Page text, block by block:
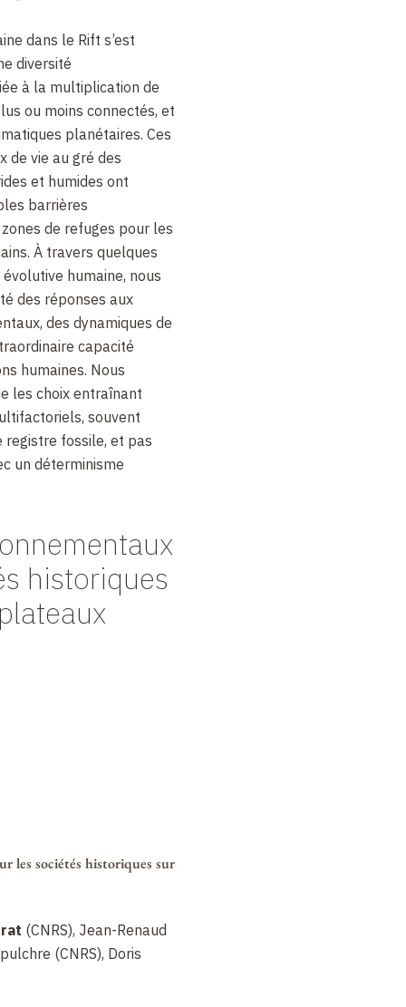
dans le Rift s’est
diversité
à la multiplication de
ou moins connectés, et
planétaires. Ces
de vie au gré des
et humides ont
barrières
de refuges pour les
À travers quelques
humaine, nous
des réponses aux
des dynamiques de
capacité
humaines. Nous
les choix entraînant
souvent
registre fossile, et pas
un déterminisme
historiques
les sociétés historiques sur
(CNRS), Jean-Renaud
(CNRS), Doris